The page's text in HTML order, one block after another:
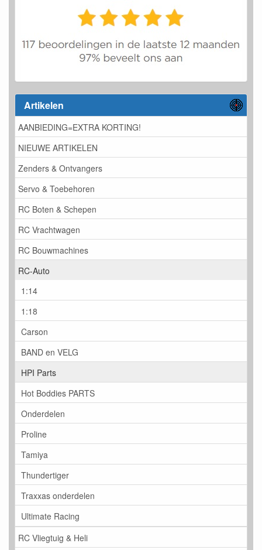
Artikelen
AANBIEDING=EXTRA KORTING!
NIEUWE ARTIKELEN
Zenders & Ontvangers
Servo & Toebehoren
RC Boten & Schepen
RC Vrachtwagen
RC Bouwmachines
RC-Auto
1:14
1:18
Carson
BAND en VELG
HPI Parts
Hot Boddies PARTS
Onderdelen
Proline
Tamiya
Thundertiger
Traxxas onderdelen
Ultimate Racing
RC Vliegtuig & Heli